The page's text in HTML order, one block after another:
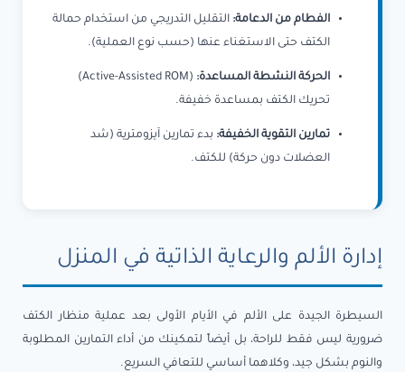
الفطام من الدعامة: التقليل التدريجي من استخدام حمالة
الكتف حتى الاستغناء عنها (حسب نوع العملية).
الحركة النشطة المساعدة:
(Active-Assisted ROM)
تحريك الكتف بمساعدة خفيفة.
تمارين التقوية الخفيفة: بدء تمارين آيزومترية (شد
العضلات دون حركة) للكتف.
إدارة الألم والرعاية الذاتية في المنزل
السيطرة الجيدة على الألم في الأيام الأولى بعد عملية منظار الكتف
ضرورية ليس فقط للراحة، بل أيضاً لتمكينك من أداء التمارين المطلوبة
والنوم بشكل جيد، وكلاهما أساسي للتعافي السريع.